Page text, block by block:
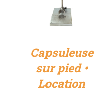
Capsuleuse
sur pied •
Location